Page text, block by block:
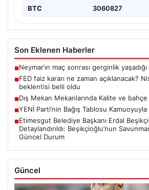
BTC 3060827
Son Eklenen Haberler
■Neymar’ın maç sonrası gerginlik
■FED faiz kararı ne zaman açıklanacak?
beklentisi belli oldu
■Dış Mekan Mekanlarında Kalite ve bahçe
■YENİ Parti’nin Bağış Tablosu Kamuoyuyla
■Etimesgut Belediye Başkanı Erdal
Detaylandırıldı: Beşikçioğlu’nun
Güncel Durum
Güncel